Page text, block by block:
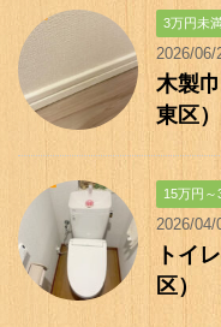
3万円未
2026/06/
木製
東区）
15万円～
2026/04/
トイ
区）